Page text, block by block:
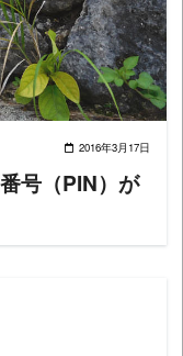
2016年3月17日
号（PIN）が